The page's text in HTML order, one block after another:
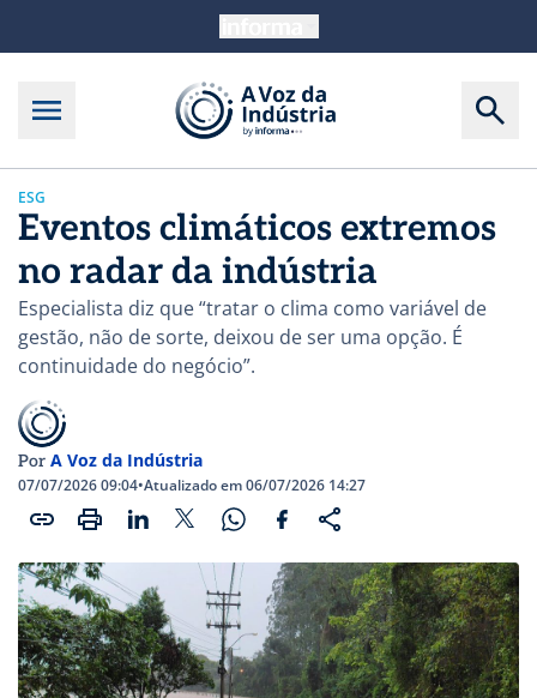
ESG
Eventos climáticos extremos
no radar da indústria
Especialista diz que “tratar o clima como variável de
gestão, não de sorte, deixou de ser uma opção. É
continuidade do negócio”.
Por A Voz da Indústria
07/07/2026 09:04•Atualizado em 06/07/2026 14:27